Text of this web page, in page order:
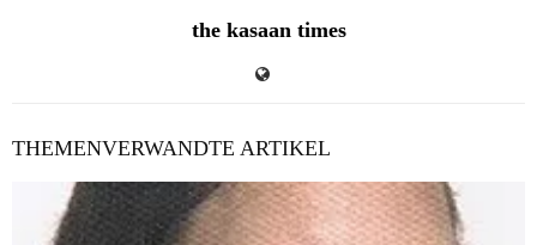
the kasaan times
THEMENVERWANDTE ARTIKEL